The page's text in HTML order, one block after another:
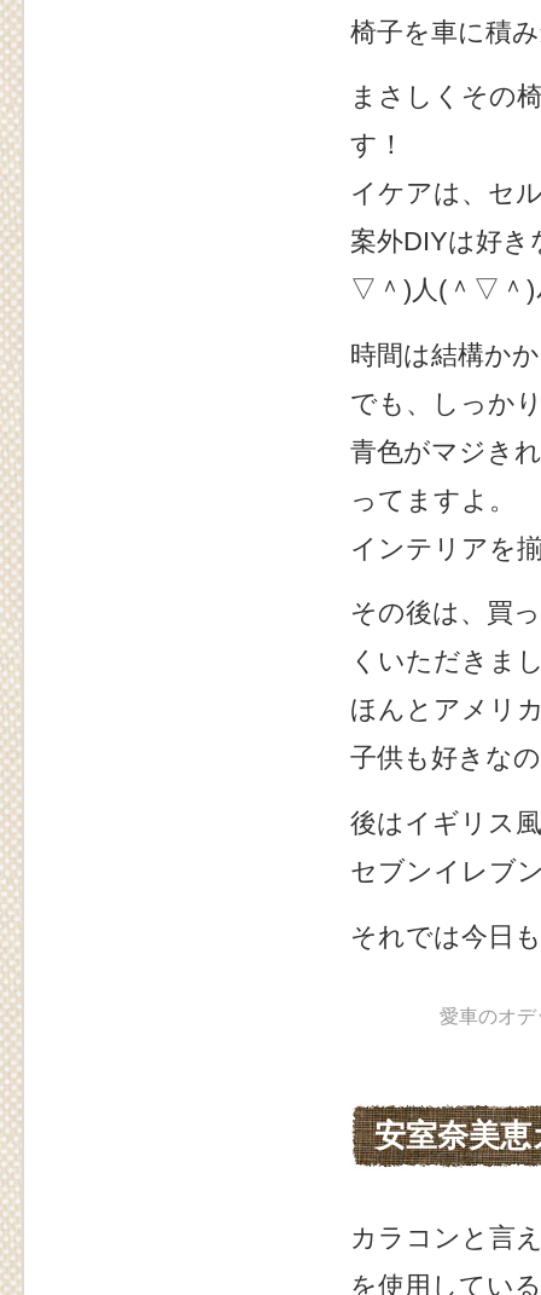
椅子を車に積
まさしくその
す！
イケアは、セ
案外DIYは好
▽＾)人(＾▽＾)
時間は結構か
でも、しっか
青色がマジき
ってますよ。
インテリアを
その後は、買
くいただきま
ほんとアメリ
子供も好きな
後はイギリス
セブンイレブ
それでは今日
愛車のオ
安室奈美
カラコンと言
を使用してい